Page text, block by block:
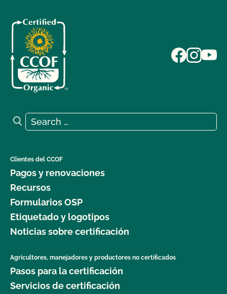
Search for:
Search
Clientes del CCOF
Pagos y renovaciones
Recursos
Formularios OSP
Etiquetado y logotipos
Noticias sobre certificación
Agricultores, manejadores y productores no certificados
Pasos para la certificación
Servicios de certificación